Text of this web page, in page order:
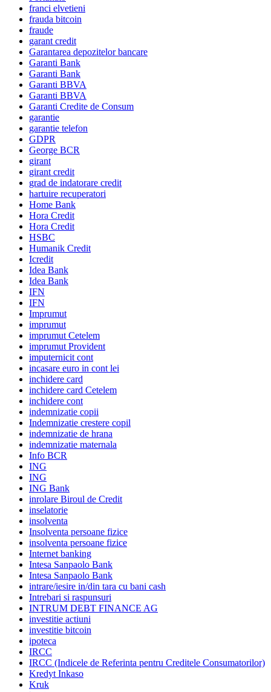
franci elvetieni
frauda bitcoin
fraude
garant credit
Garantarea depozitelor bancare
Garanti Bank
Garanti Bank
Garanti BBVA
Garanti BBVA
Garanti Credite de Consum
garantie
garantie telefon
GDPR
George BCR
girant
girant credit
grad de indatorare credit
hartuire recuperatori
Home Bank
Hora Credit
Hora Credit
HSBC
Humanik Credit
Icredit
Idea Bank
Idea Bank
IFN
IFN
Imprumut
imprumut
imprumut Cetelem
imprumut Provident
imputernicit cont
incasare euro in cont lei
inchidere card
inchidere card Cetelem
inchidere cont
indemnizatie copii
Indemnizatie crestere copil
indemnizatie de hrana
indemnizatie maternala
Info BCR
ING
ING
ING Bank
inrolare Biroul de Credit
inselatorie
insolventa
Insolventa persoane fizice
insolventa persoane fizice
Internet banking
Intesa Sanpaolo Bank
Intesa Sanpaolo Bank
intrare/iesire in/din tara cu bani cash
Intrebari si raspunsuri
INTRUM DEBT FINANCE AG
investitie actiuni
investitie bitcoin
ipoteca
IRCC
IRCC (Indicele de Referinta pentru Creditele Consumatorilor)
Kredyt Inkaso
Kruk